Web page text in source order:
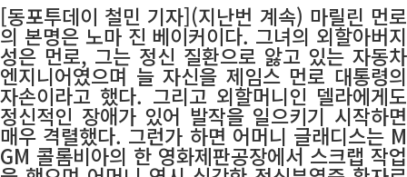
[동포투데이 철민 기자](지난번 계속) 마릴린 먼로
의 본명은 노마 진 베이커이다. 그녀의 외할아버지
성은 먼로, 그는 정신 질환으로 앓고 있는 자동차
엔지니어였으며 늘 자신을 제임스 먼로 대통령의
자손이라고 했다. 그리고 외할머니인 델라에게도
정신적인 장애가 있어 발작을 일으키기 시작하면
매우 격렬했다. 그런가 하면 어머니 글래디스는 M
GM 콜롬비아의 한 영화제판공장에서 스크랩 작업